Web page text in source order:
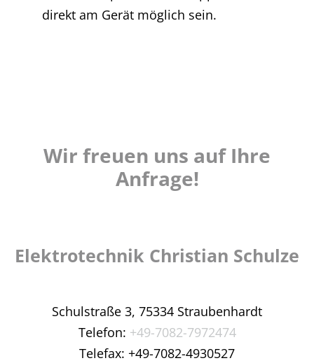
direkt am Gerät möglich sein.
Wir freuen uns auf Ihre
Anfrage!
Elektrotechnik Christian Schulze
Schulstraße 3, 75334 Straubenhardt
Telefon: +49-7082-7972474
Telefax: +49-7082-4930527